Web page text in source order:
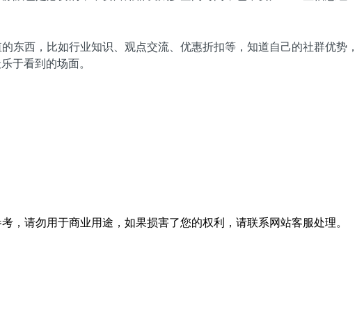
西，比如行业知识、观点交流、优惠折扣等，知道自己的社群优势，
于看到的场面。
请勿用于商业用途，如果损害了您的权利，请联系网站客服处理。